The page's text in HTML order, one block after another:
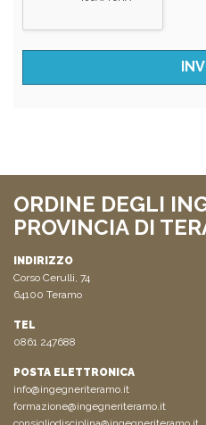
ORDINE DEGLI
PROVINCIA DI
INDIRIZZO
Corso Cerulli, 74
64100 Teramo
TEL
0861 247688
POSTA ELETTRONICA
info@ingegneriteramo.it
formazione@ingegneriteramo.it